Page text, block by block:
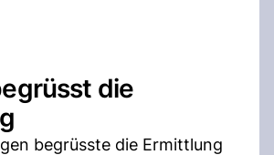
die
begrüsste die Ermittlung